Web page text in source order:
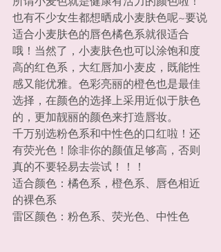
也有不少女生都想晒成小麦肤色呢~要说
适合小麦肤色的唇色橘色系就很适合
哦！当然了，小麦肤色也可以涂饱和度
高的红色系，大红唇加小麦皮，既能性
感又能优雅。色彩亮丽的橙色也是最佳
选择，在颜色的选择上采用近似于肤色
的，更加靓丽的颜色来打造唇妆。
千万别选粉色系和中性色的口红啦！还
有荧光色！除非你的颜值足够高，否则
真的不要轻易去尝试！！！
适合颜色：橘色系，橙色系、唇色相近
的裸色系
雷区颜色：粉色系、荧光色、中性色